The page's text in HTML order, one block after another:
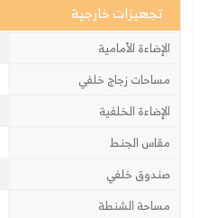
تجهيزات خارجية
الإضاءة الأمامية
مساحات زجاج خلفي
الإضاءة الخلفية
مقاس الجنط
صندوق خلفي
مساحة الشنطة